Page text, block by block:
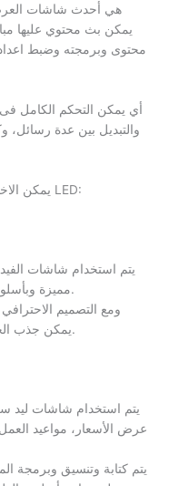
هي أحدث شاشات
يمكن بث محتوي عليها
محتوى وبرمجته وضبط
أي يمكن التحكم الكامل فى
والتبديل بين عدة رسائل،
يمكن الاختيار من بين أكثر من نوع من أنواع شاشات LED:
يتم استخدام شاشات
مميزة وبأسلوب رائع للإعلان عن المنتج أو الخدمة.
ومع التصميم
يمكن جذب الحضور والمارة إلى المحتوى الإعلاني.
يتم استخدام شاشات ليد
عرض الأسعار، مواعيد
يتم كتابة وتنسيق وبرمجة